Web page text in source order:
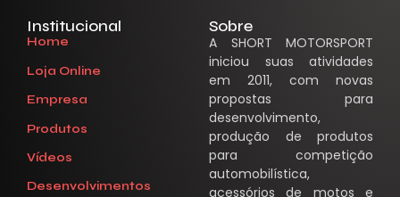
Institucional
Home
Loja Online
Empresa
Produtos
Vídeos
Desenvolvimentos
Sobre
A SHORT MOTORSPORT
iniciou suas atividades
em 2011, com novas
propostas para
desenvolvimento,
produção de produtos
para competição
automobilística,
acessórios de motos e